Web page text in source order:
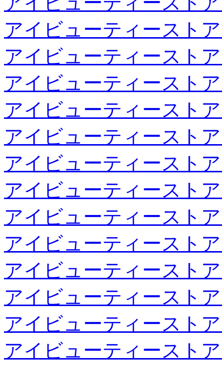
アイビューティースト
アイビューティースト
アイビューティースト
アイビューティースト
アイビューティースト
アイビューティースト
アイビューティースト
アイビューティースト
アイビューティースト
アイビューティースト
アイビューティースト
アイビューティースト
アイビューティースト